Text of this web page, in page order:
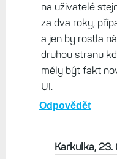
na uživatelé
za dva roky,
a jen by rostla
druhou stranu
měly být fakt
UI.
Odpovědět
Karkulka,